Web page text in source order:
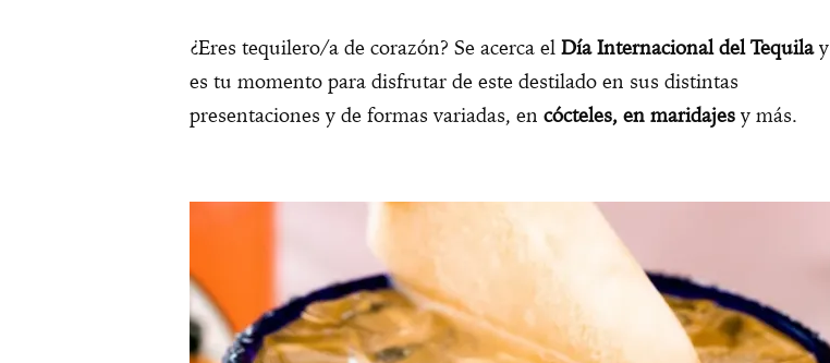
¿Eres tequilero/a de corazón? Se acerca el Día Internacional del Tequilay
es tu momento para disfrutar de este destilado en sus distintas
presentaciones y de formas variadas, en cócteles, en maridajes y más.